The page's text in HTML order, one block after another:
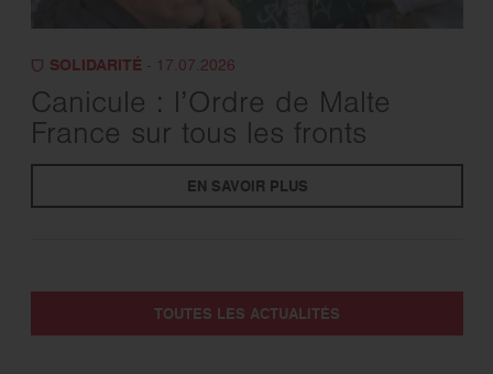
SOLIDARITÉ- 17.07.2026
Canicule : l’Ordre de Malte
France sur tous les fronts
EN SAVOIR PLUS
TOUTES LES ACTUALITÉS